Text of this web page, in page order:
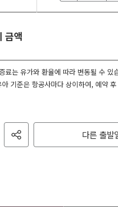
금액
료는 유가와 환율에 따라 변동될 수 있
기준은 항공사마다 상이하여, 예약
다른 출발